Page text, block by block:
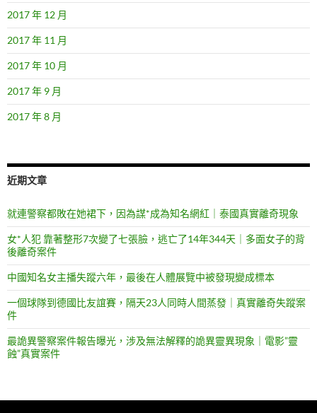
2017 年 12 月
2017 年 11 月
2017 年 10 月
2017 年 9 月
2017 年 8 月
近期文章
就連警察都敗在她裙下，因為謀*成為知名網紅｜泰國真實離奇現象
女*人犯 靠著整形7次變了七張臉，逃亡了14年344天｜多面女子的背
後離奇案件
中國知名女主播失蹤六年，最後在人體展覽中被發現變成標本
一個球隊到德國比友誼賽，隔天23人同時人間蒸發｜真實離奇失蹤案
件
最詭異警察案件報告曝光，涉及無法解釋的詭異靈異現象｜電影”靈
蝕”真實案件